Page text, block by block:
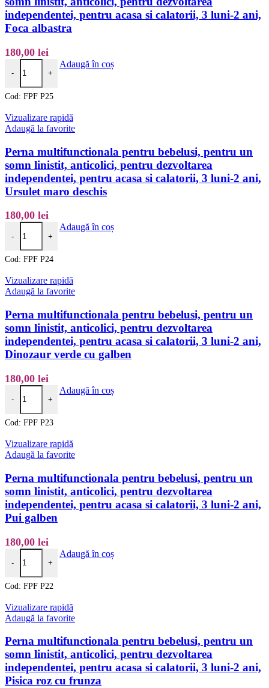
independentei, pentru acasa si calatorii, 3 luni-2 ani,
Foca albastra
180,00 lei
-
Cantitate Perna multifunctionala pentru bebelusi, pentru un somn
+
Adaugă în coș
Cod: FPF P25
Vizualizare rapidă
Adaugă la favorite
Perna multifunctionala pentru bebelusi, pentru un
somn linistit, anticolici, pentru dezvoltarea
independentei, pentru acasa si calatorii, 3 luni-2 ani,
Ursulet maro deschis
180,00 lei
-
Cantitate Perna multifunctionala pentru bebelusi, pentru un somn
+
Adaugă în coș
Cod: FPF P24
Vizualizare rapidă
Adaugă la favorite
Perna multifunctionala pentru bebelusi, pentru un
somn linistit, anticolici, pentru dezvoltarea
independentei, pentru acasa si calatorii, 3 luni-2 ani,
Dinozaur verde cu galben
180,00 lei
-
Cantitate Perna multifunctionala pentru bebelusi, pentru un somn
+
Adaugă în coș
Cod: FPF P23
Vizualizare rapidă
Adaugă la favorite
Perna multifunctionala pentru bebelusi, pentru un
somn linistit, anticolici, pentru dezvoltarea
independentei, pentru acasa si calatorii, 3 luni-2 ani,
Pui galben
180,00 lei
-
Cantitate Perna multifunctionala pentru bebelusi, pentru un somn
+
Adaugă în coș
Cod: FPF P22
Vizualizare rapidă
Adaugă la favorite
Perna multifunctionala pentru bebelusi, pentru un
somn linistit, anticolici, pentru dezvoltarea
independentei, pentru acasa si calatorii, 3 luni-2 ani,
Pisica roz cu frunza